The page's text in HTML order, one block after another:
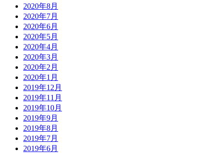
2020年8月
2020年7月
2020年6月
2020年5月
2020年4月
2020年3月
2020年2月
2020年1月
2019年12月
2019年11月
2019年10月
2019年9月
2019年8月
2019年7月
2019年6月